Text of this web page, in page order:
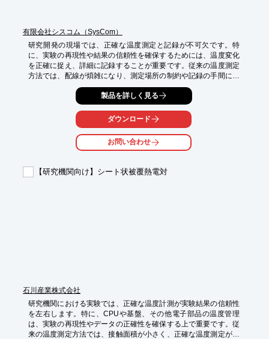
有限会社シスコム（SysCom）
研究開発の現場では、正確な温度測定と記録が不可欠です。特
に、実験の再現性や結果の信頼性を確保するためには、温度変化
を正確に捉え、詳細に記録することが重要です。従来の温度測定
方法では、配線が煩雑になり、測定場所の制約や記録の手間に課
題がありました。SCM-TC4は、小型設計により、狭い空間や回
転体への設置を可能にし、最大4カ所の温度を同時に測定できま
す。これにより、実験記録の効率化と精度の向上に貢献します。
【活用シーン】
・各種実験における温度測定
・製品開発における温度特性評価
【導入の効果】
製品を詳しく見る
ダウンロード
お問い合わせ
【研究機関向け】シート状被覆熱電対
石川産業株式会社
研究機関における実験では、正確な温度計測が実験結果の信頼性
を左右します。特に、CPUや基盤、その他電子部品の温度管理
は、実験の再現性やデータの正確性を確保する上で重要です。従
来の温度測定方法では、接触面積が小さく、正確な温度測定が難